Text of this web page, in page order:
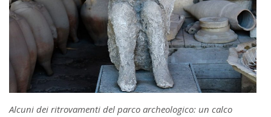
Alcuni dei ritrovamenti del parco archeologico: un calco